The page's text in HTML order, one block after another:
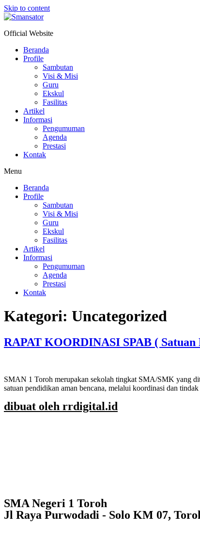
Skip to content
Official Website
Beranda
Profile
Sambutan
Visi & Misi
Guru
Ekskul
Fasilitas
Artikel
Informasi
Pengumuman
Agenda
Prestasi
Kontak
Menu
Beranda
Profile
Sambutan
Visi & Misi
Guru
Ekskul
Fasilitas
Artikel
Informasi
Pengumuman
Agenda
Prestasi
Kontak
Kategori: Uncategorized
RAPAT KOORDINASI SPAB ( Satuan
SMAN 1 Toroh merupakan sekolah tingkat SMA/SMK yang
satuan pendidikan aman bencana, melalui koordinasi dan
dibuat oleh rrdigital.id
SMA Negeri 1 Toroh
Jl Raya Purwodadi - Solo KM 07,